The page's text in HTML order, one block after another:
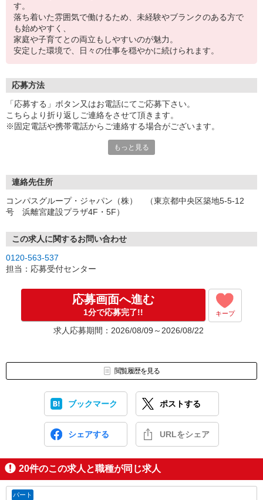
す。
落ち着いた雰囲気で働けるため、未経験やブランクのある方で
も始めやすく、
家庭や子育てとの両立もしやすいのが魅力。
安定した環境で、日々の仕事を穏やかに続けられます。
応募方法
「応募する」ボタン又はお電話にてご応募下さい。
こちらより折り返しご連絡をさせて頂きます。
※固定電話や携帯電話からご連絡する場合がございます。
［2］携帯のショートメッセージ（SMS）に質問フォームをお送り
メッセージに従ってご質問にご回答頂き、ご都合の良い面接日
程をご選択ください♪
連絡させて頂きます。
↓
［3］面接実施。履歴書（写真貼付）をお持ちください。
面接では仕事内容や職場についてなど、気になることやご希望は
［4］ 採用決定のご連絡。勤務開始日もお気軽にご相談ください。
【電話受付】
もっと見る
連絡先住所
コンパスグループ・ジャパン（株） （東京都中央区築地5-5-12
号 浜離宮建設プラザ4F・5F）
この求人に関するお問い合わせ
0120-563-537
担当：応募受付センター
応募画面へ進む
1分で応募完了!! キープ
求人応募期間：2026/08/09～2026/08/22
閲覧履歴を見る
ブックマーク ポストする
シェアする URLをシェア
20件のこの求人と職種が同じ求人
パート